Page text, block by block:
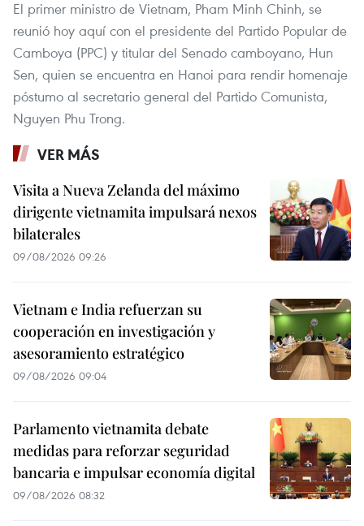
El primer ministro de Vietnam, Pham Minh Chinh, se
reunió hoy aquí con el presidente del Partido Popular de
Camboya (PPC) y titular del Senado camboyano, Hun
Sen, quien se encuentra en Hanoi para rendir homenaje
póstumo al secretario general del Partido Comunista,
Nguyen Phu Trong.
VER MÁS
Visita a Nueva Zelanda del máximo
dirigente vietnamita impulsará nexos
bilaterales
09/08/2026 09:26
Vietnam e India refuerzan su
cooperación en investigación y
asesoramiento estratégico
09/08/2026 09:04
Parlamento vietnamita debate
medidas para reforzar seguridad
bancaria e impulsar economía digital
09/08/2026 08:32